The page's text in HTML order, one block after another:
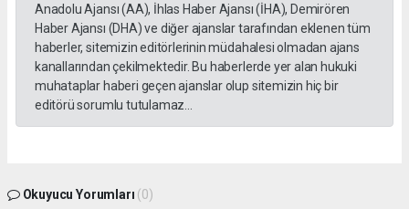
Anadolu Ajansı (AA), İhlas Haber Ajansı (İHA), Demirören
Haber Ajansı (DHA) ve diğer ajanslar tarafından eklenen tüm
haberler, sitemizin editörlerinin müdahalesi olmadan ajans
kanallarından çekilmektedir. Bu haberlerde yer alan hukuki
muhataplar haberi geçen ajanslar olup sitemizin hiç bir
editörü sorumlu tutulamaz...
Okuyucu Yorumları (0)